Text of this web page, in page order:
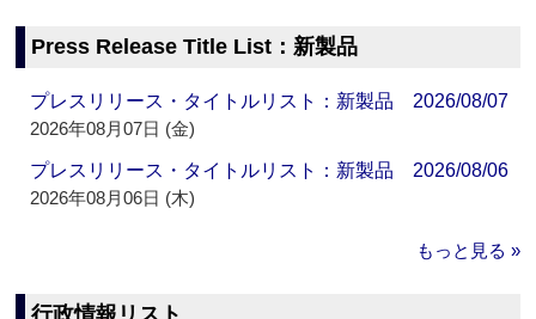
Press Release Title List：新製品
プレスリリース・タイトルリスト：新製品 2026/08/07
2026年08月07日 (金)
プレスリリース・タイトルリスト：新製品 2026/08/06
2026年08月06日 (木)
もっと見る »